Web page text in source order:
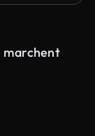
marchent